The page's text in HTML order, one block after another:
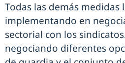
Todas las demás medidas
implementando en
sectorial con los
negociando diferentes